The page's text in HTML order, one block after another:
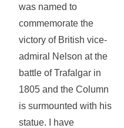
was named to
commemorate the
victory of British vice-
admiral Nelson at the
battle of Trafalgar in
1805 and the Column
is surmounted with his
statue. I have